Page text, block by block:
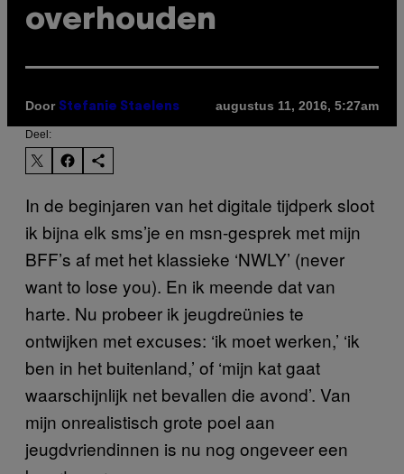
overhouden
Door Stefanie Staelens augustus 11, 2016, 5:27am
Deel:
In de beginjaren van het digitale tijdperk sloot
ik bijna elk sms’je en msn-gesprek met mijn
BFF’s af met het klassieke ‘NWLY’ (never
want to lose you). En ik meende dat van
harte. Nu probeer ik jeugdreünies te
ontwijken met excuses: ‘ik moet werken,’ ‘ik
ben in het buitenland,’ of ‘mijn kat gaat
waarschijnlijk net bevallen die avond’. Van
mijn onrealistisch grote poel aan
jeugdvriendinnen is nu nog ongeveer een